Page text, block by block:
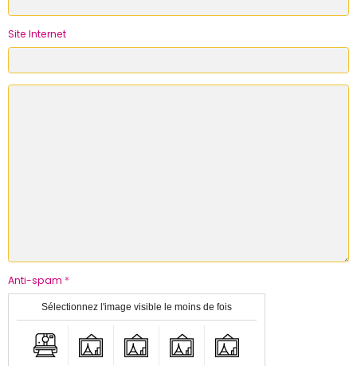
Site Internet
Anti-spam
Sélectionnez l'image visible le moins de fois